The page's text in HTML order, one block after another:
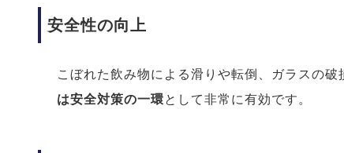
安全性の向上
こぼれた飲み物による滑りや転倒、ガラスの破
は安全対策の一環として非常に有効です。